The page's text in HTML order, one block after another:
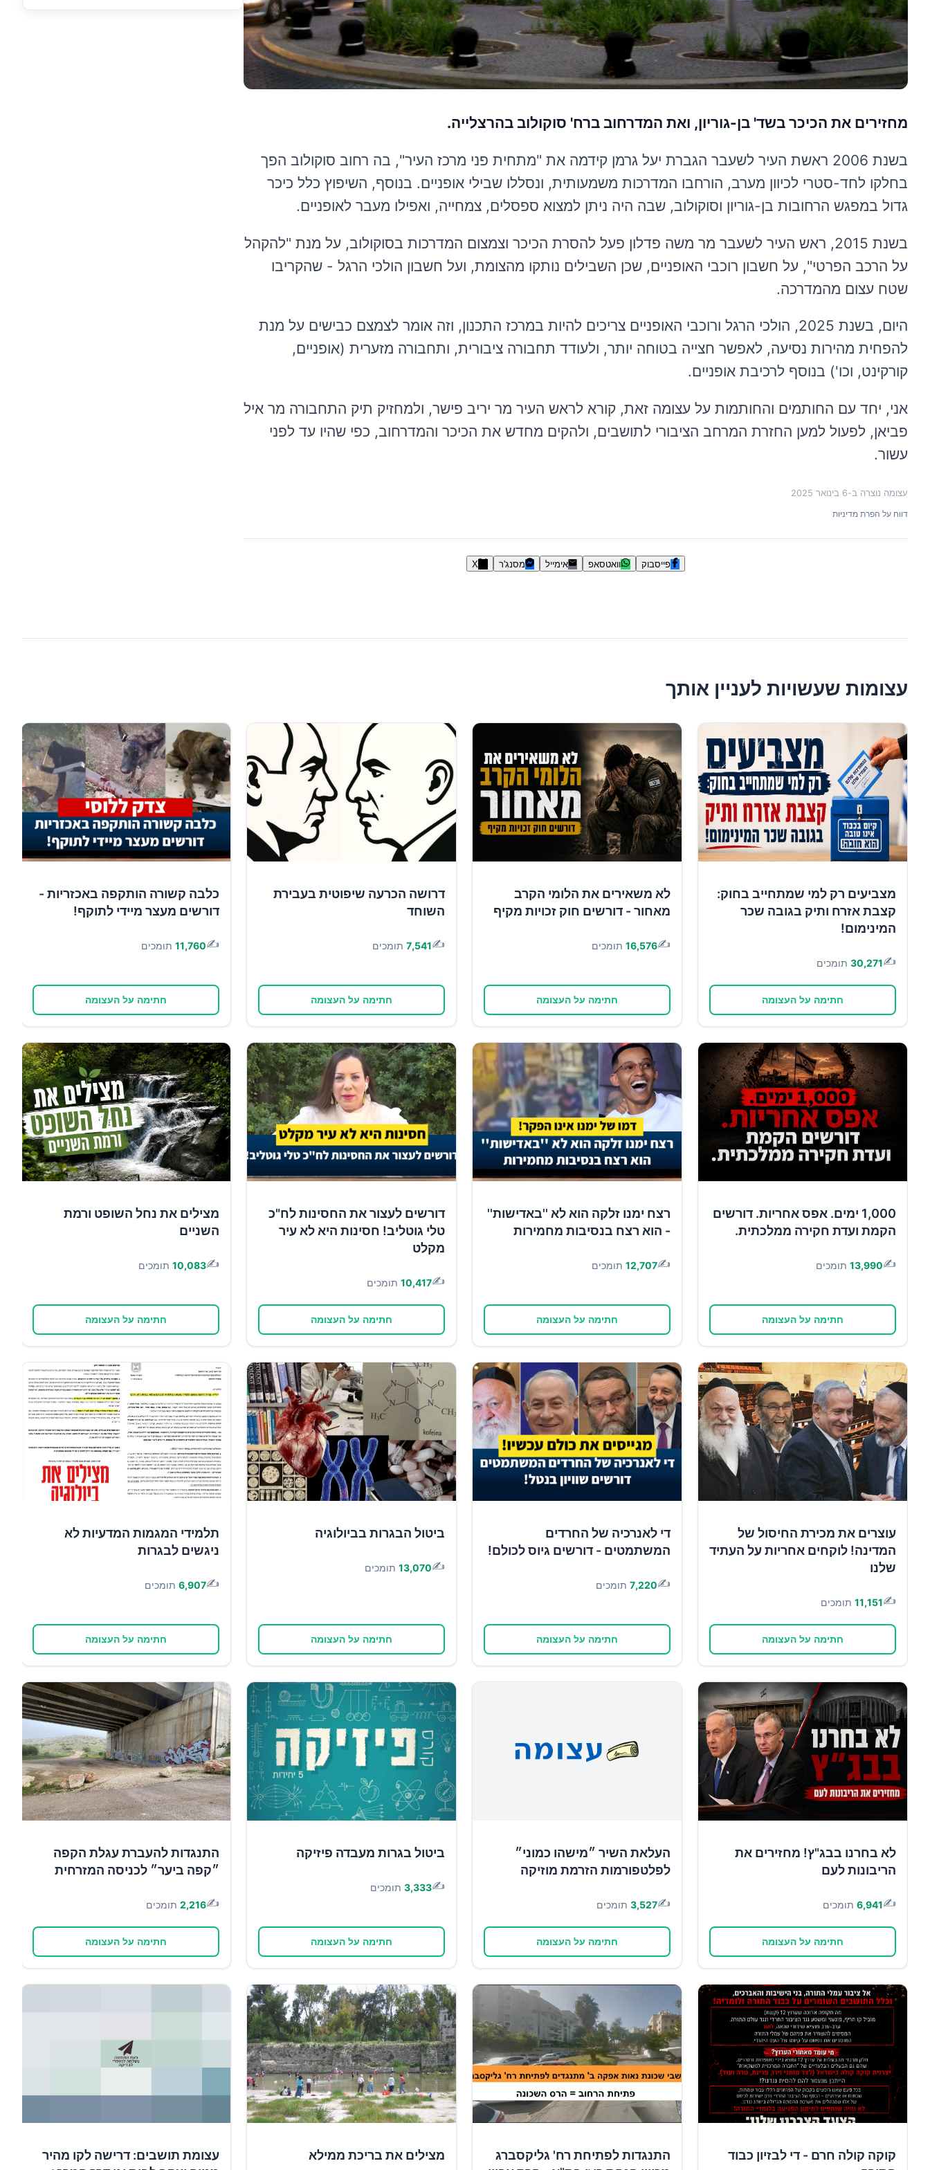
מחזירים את הכיכר בשד' בן-גוריון, ואת המדרחוב ברח' סוקולוב בהרצלייה.
בשנת 2006 ראשת העיר לשעבר הגברת יעל גרמן קידמה את "מתחית פני מרכז העיר", בה רחוב סוקולוב הפך
בחלקו לחד-סטרי לכיוון מערב, הורחבו המדרכות משמעותית, ונסללו שבילי אופניים. בנוסף, השיפוץ כלל כיכר
גדול במפגש הרחובות בן-גוריון וסוקולוב, שבה היה ניתן למצוא ספסלים, צמחייה, ואפילו מעבר לאופניים.
בשנת 2015, ראש העיר לשעבר מר משה פדלון פעל להסרת הכיכר וצמצום המדרכות בסוקולוב, על מנת "להקהל
על הרכב הפרטי", על חשבון רוכבי האופניים, שכן השבילים נותקו מהצומת, ועל חשבון הולכי הרגל - שהקריבו
שטח עצום מהמדרכה.
היום, בשנת 2025, הולכי הרגל ורוכבי האופניים צריכים להיות במרכז התכנון, וזה אומר לצמצם כבישים על מנת
להפחית מהירות נסיעה, לאפשר חצייה בטוחה יותר, ולעודד תחבורה ציבורית, ותחבורה מזערית (אופניים,
קורקינט, וכו') בנוסף לרכיבת אופניים.
אני, יחד עם החותמים והחותמות על עצומה זאת, קורא לראש העיר מר יריב פישר, ולמחזיק תיק התחבורה מר איל
פביאן, לפעול למען החזרת המרחב הציבורי לתושבים, ולהקים מחדש את הכיכר והמדרחוב, כפי שהיו עד לפני
עשור.
עצומה נוצרה ב-6 בינואר 2025
דווח על הפרת מדיניות
פייסבוק וואטסאפ אימייל מסנג'ר X
עצומות שעשויות לעניין אותך
מצביעים רק למי שמתחייב בחוק:
קצבת אזרח ותיק בגובה שכר
המינימום!
✍️
30,271 תומכים
חתימה על העצומה
לא משאירים את הלומי הקרב
מאחור - דורשים חוק זכויות מקיף
✍️
16,576 תומכים
חתימה על העצומה
דרושה הכרעה שיפוטית בעבירת
השוחד
✍️
7,541 תומכים
חתימה על העצומה
כלבה קשורה הותקפה באכזריות -
דורשים מעצר מיידי לתוקף!
✍️
11,760 תומכים
חתימה על העצומה
1,000 ימים. אפס אחריות. דורשים
הקמת ועדת חקירה ממלכתית.
✍️
13,990 תומכים
חתימה על העצומה
רצח ימנו זלקה הוא לא ''באדישות''
- הוא רצח בנסיבות מחמירות
✍️
12,707 תומכים
חתימה על העצומה
דורשים לעצור את החסינות לח"כ
טלי גוטליב! חסינות היא לא עיר
מקלט
✍️
10,417 תומכים
חתימה על העצומה
מצילים את נחל השופט ורמת
השניים
✍️
10,083 תומכים
חתימה על העצומה
עוצרים את מכירת החיסול של
המדינה! לוקחים אחריות על העתיד
שלנו
✍️
11,151 תומכים
חתימה על העצומה
די לאנרכיה של החרדים
המשתמטים - דורשים גיוס לכולם!
✍️
7,220 תומכים
חתימה על העצומה
ביטול הבגרות בביולוגיה
✍️
13,070 תומכים
חתימה על העצומה
תלמידי המגמות המדעיות לא
ניגשים לבגרות
✍️
6,907 תומכים
חתימה על העצומה
לא בחרנו בבג"ץ! מחזירים את
הריבונות לעם
✍️
6,941 תומכים
חתימה על העצומה
העלאת השיר ״מישהו כמוני״
לפלטפורמות הזרמת מוזיקה
✍️
3,527 תומכים
חתימה על העצומה
ביטול בגרות מעבדה פיזיקה
✍️
3,333 תומכים
חתימה על העצומה
התנגדות להעברת עגלת הקפה
״קפה ביער״ לכניסה המזרחית
✍️
2,216 תומכים
חתימה על העצומה
קוקה קולה חרם - די לבזיון כבוד
התנגדות לפתיחת רח' גליקסברג
מצילים את בריכת ממילא
עצומת תושבים: דרישה לקו מהיר